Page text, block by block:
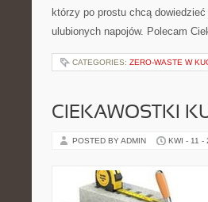
którzy po prostu chcą
ulubionych napojów. Polecam
CATEGORIES: ZERO-WASTE W
CIEKAWOSTKI
POSTED BY ADMIN KWI - 11 -